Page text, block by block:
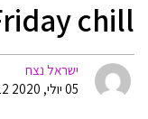
chill
ישראל נצח
05 יולי, 2020 13:12